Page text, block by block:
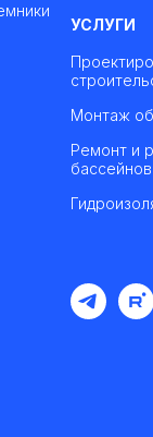
УСЛУГИ
Монтаж
Ремонт и
бассейнов